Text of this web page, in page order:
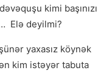
kimi başınızı
Elə deyilmi?
yaxasız köynək
kim istəyər tabuta